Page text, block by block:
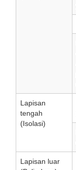
Lapisan
tengah
(Isolasi)
Lapisan luar